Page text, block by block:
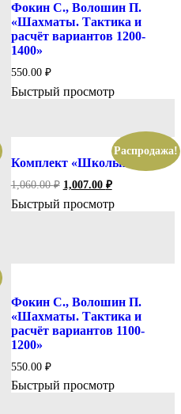
Фокин С., Волошин П.
«Шахматы. Тактика и
расчёт вариантов 1200-
1400»
550.00 ₽
Быстрый просмотр
Распродажа!
Комплект «Школьник»
1,060.00₽ Первоначальная
составляла
1,007.00 ₽Текущая
1,007.00 ₽.
Быстрый просмотр
Фокин С., Волошин П.
«Шахматы. Тактика и
расчёт вариантов 1100-
1200»
550.00 ₽
Быстрый просмотр